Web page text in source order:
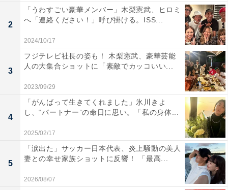
2
「うわすごい豪華メンバー」木梨憲武、ヒロミ
へ「連絡ください！」呼び掛ける。ISS...
2024/10/17
3
フジテレビ社長の姿も！ 木梨憲武、豪華芸能
人の大集合ショットに「素敵でカッコいい...
2023/09/29
4
「がんばって生きてくれました」氷川きよ
し、“パートナー”の命日に思い。「私の身体...
2025/02/17
5
「涙出た」サッカー日本代表、炎上騒動の美人
妻との幸せ家族ショットに反響！ 「最高...
2026/08/07